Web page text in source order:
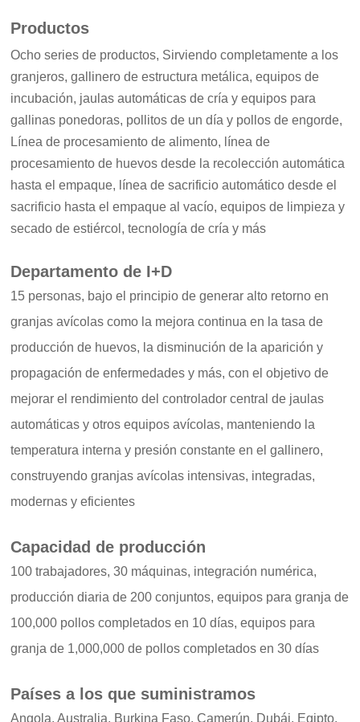
Productos
Ocho series de productos, Sirviendo completamente a los
granjeros, gallinero de estructura metálica, equipos de
incubación, jaulas automáticas de cría y equipos para
gallinas ponedoras, pollitos de un día y pollos de engorde,
Línea de procesamiento de alimento, línea de
procesamiento de huevos desde la recolección automática
hasta el empaque, línea de sacrificio automático desde el
sacrificio hasta el empaque al vacío, equipos de limpieza y
secado de estiércol, tecnología de cría y más
Departamento de I+D
15 personas, bajo el principio de generar alto retorno en
granjas avícolas como la mejora continua en la tasa de
producción de huevos, la disminución de la aparición y
propagación de enfermedades y más, con el objetivo de
mejorar el rendimiento del controlador central de jaulas
automáticas y otros equipos avícolas, manteniendo la
temperatura interna y presión constante en el gallinero,
construyendo granjas avícolas intensivas, integradas,
modernas y eficientes
Capacidad de producción
100 trabajadores, 30 máquinas, integración numérica,
producción diaria de 200 conjuntos, equipos para granja de
100,000 pollos completados en 10 días, equipos para
granja de 1,000,000 de pollos completados en 30 días
Países a los que suministramos
Angola, Australia, Burkina Faso, Camerún, Dubái, Egipto,